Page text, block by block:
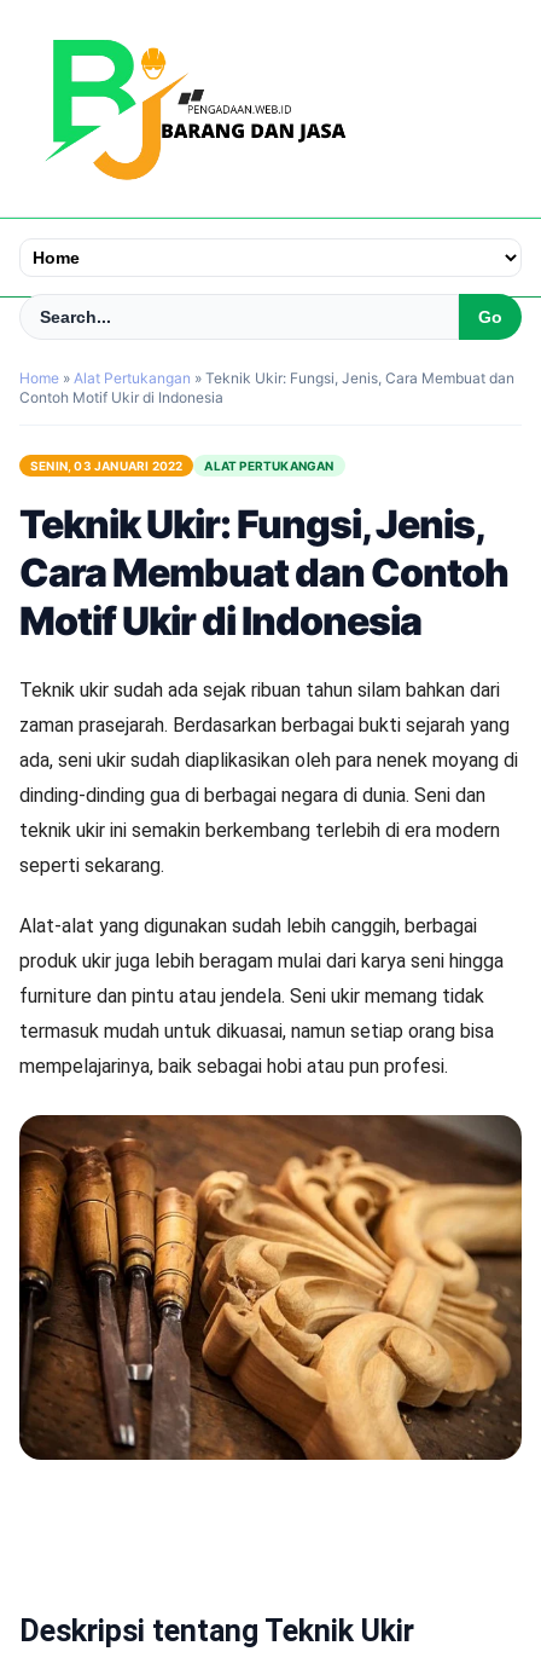
Home » Alat Pertukangan » Teknik Ukir: Fungsi, Jenis, Cara Membuat dan
Contoh Motif Ukir di Indonesia
SENIN, 03 JANUARI 2022 ALAT PERTUKANGAN
Teknik Ukir: Fungsi, Jenis,
Cara Membuat dan Contoh
Motif Ukir di Indonesia
Teknik ukir sudah ada sejak ribuan tahun silam bahkan dari
zaman prasejarah. Berdasarkan berbagai bukti sejarah yang
ada, seni ukir sudah diaplikasikan oleh para nenek moyang di
dinding-dinding gua di berbagai negara di dunia. Seni dan
teknik ukir ini semakin berkembang terlebih di era modern
seperti sekarang.
Alat-alat yang digunakan sudah lebih canggih, berbagai
produk ukir juga lebih beragam mulai dari karya seni hingga
furniture dan pintu atau jendela. Seni ukir memang tidak
termasuk mudah untuk dikuasai, namun setiap orang bisa
mempelajarinya, baik sebagai hobi atau pun profesi.
Deskripsi tentang Teknik Ukir